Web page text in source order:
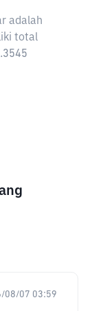
adalah
total
08/07 03:59